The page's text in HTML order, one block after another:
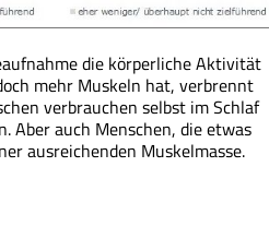
die körperliche Aktivität
mehr Muskeln hat, verbrennt
verbrauchen selbst im Schlaf
Aber auch Menschen, die etwas
ausreichenden Muskelmasse.